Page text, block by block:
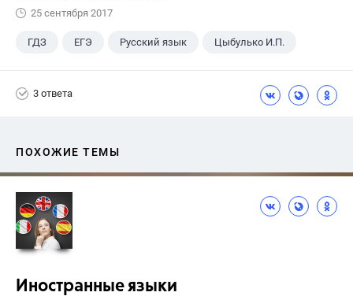
25 сентября 2017
ГДЗ ЕГЭ Русский язык Цыбулько И.П.
3 ответа
ПОХОЖИЕ ТЕМЫ
Иностранные языки